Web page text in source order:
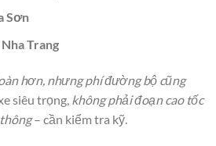
Sơn
Trang
hơn, nhưng phí đường bộ cũng
siêu trọng, không phải đoạn cao tốc
– cần kiểm tra kỹ.